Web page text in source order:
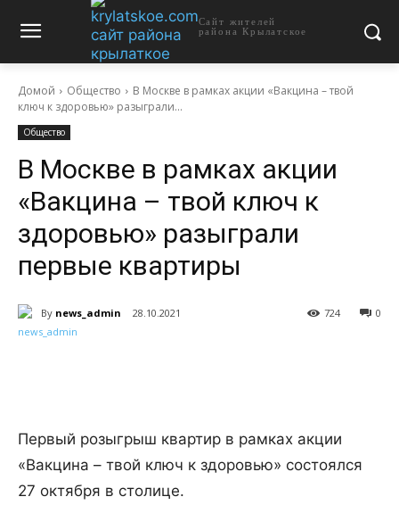
Сайт жителей
района Крылатское
Домой Общество
В Москве в рамках акции «Вакцина – твой
ключ к здоровью» разыграли...
Общество
В Москве в рамках акции
«Вакцина – твой ключ к
здоровью» разыграли
первые квартиры
By news_admin 28.10.2021 0
724
Первый розыгрыш квартир в рамках акции
«Вакцина – твой ключ к здоровью» состоялся
27 октября в столице.